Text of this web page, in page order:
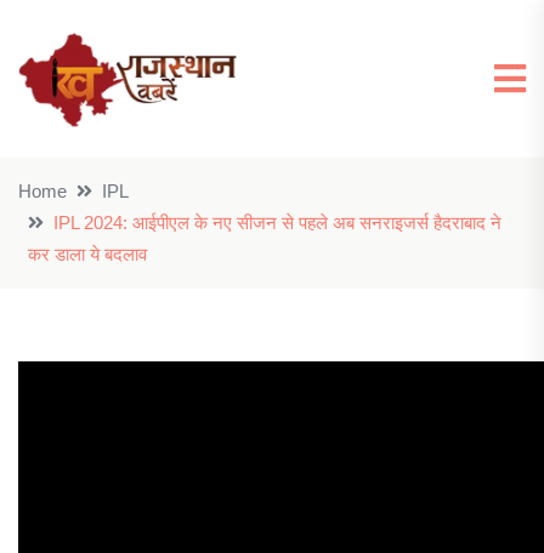
Home
IPL
IPL 2024: आईपीएल के नए सीजन से पहले अब सनराइजर्स हैदराबाद ने
कर डाला ये बदलाव